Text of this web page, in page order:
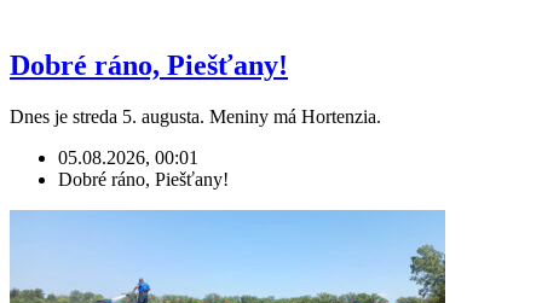
Dobré ráno, Piešťany!
Dnes je streda 5. augusta. Meniny má Hortenzia.
05.08.2026, 00:01
Dobré ráno, Piešťany!